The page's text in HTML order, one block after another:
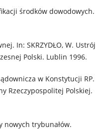
środków dowodowych.
In: SKRZYDŁO, W. Ustrój
Polski. Lublin 1996.
w Konstytucji RP.
Rzeczypospolitej Polskiej.
nowych trybunałów.